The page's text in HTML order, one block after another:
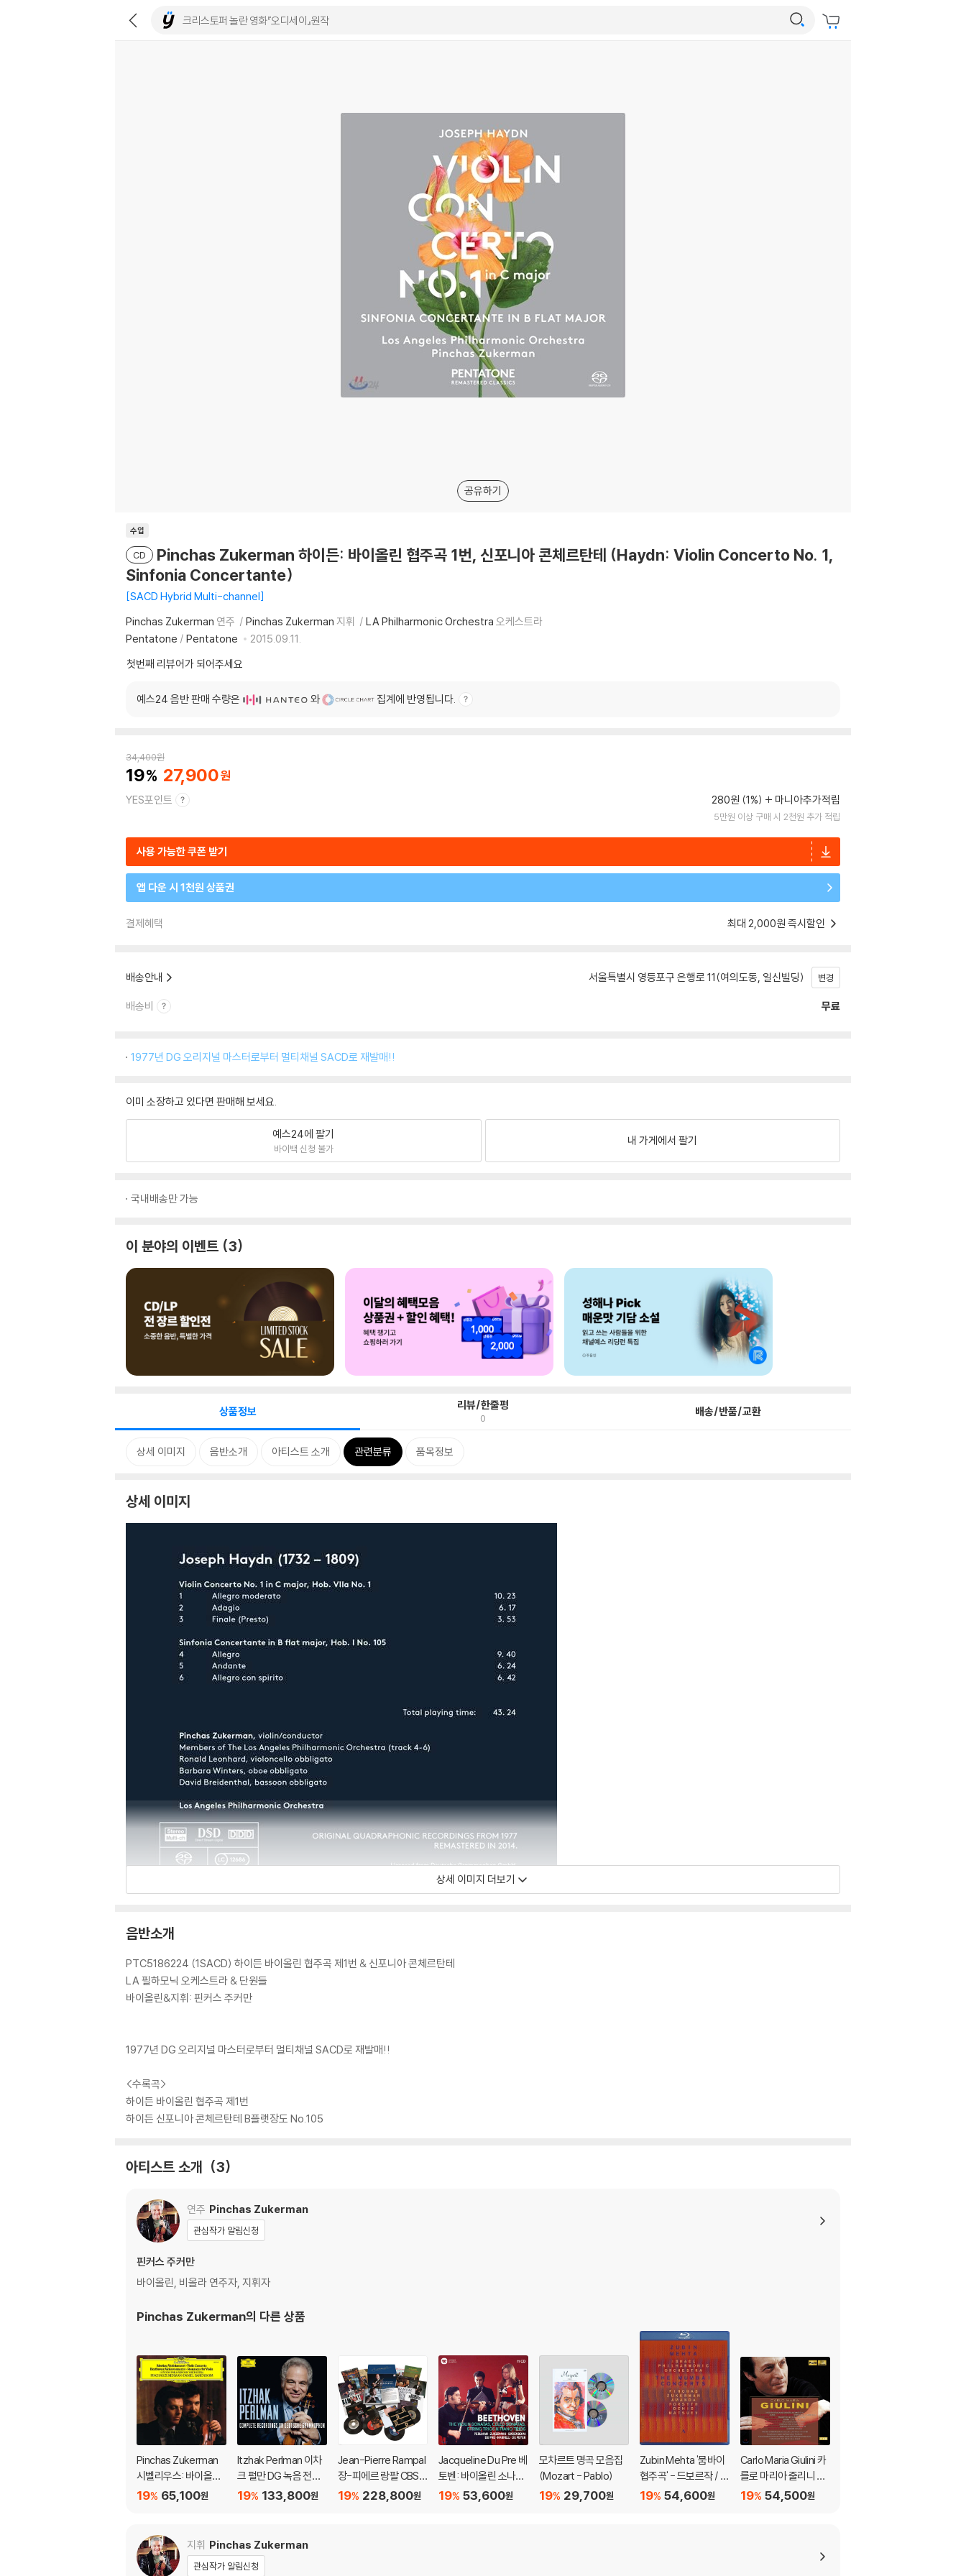
공유하기
수입
CD
Pinchas Zukerman 하이든: 바이올린 협주곡 1번, 신포니아 콘체르탄테 (Haydn: Violin Concerto No. 1,
Sinfonia Concertante)
SACD Hybrid Multi-channel
Pinchas Zukerman 연주 Pinchas Zukerman 지휘 LA Philharmonic Orchestra 오케스트라
Pentatone / Pentatone
2015.09.11.
첫번째 리뷰어가 되어주세요
예스24 음반 판매 수량은 와 집계에 반영됩니다.
34,400원
19 27,900
YES포인트 280원 (1%) 마니아추가적립
5만원 이상 구매 시 2천원 추가 적립
사용 가능한 쿠폰 받기
앱 다운 시 1천원 상품권
결제혜택 최대 2,000원 즉시할인
배송안내 서울특별시 영등포구 은행로 11(여의도동, 일신빌딩) 변경
배송비 무료
1977년 DG 오리지널 마스터로부터 멀티채널 SACD로 재발매!!
이미 소장하고 있다면 판매해 보세요.
예스24에 팔기
바이백 신청 불가
내 가게에서 팔기
국내배송만 가능
이 분야의 이벤트 3
상품정보 리뷰/한줄평
0 배송/반품/교환
상세 이미지 음반소개 아티스트 소개 관련분류 품목정보
상세 이미지
상세 이미지 더보기
음반소개
PTC5186224 (1SACD) 하이든 바이올린 협주곡 제1번 & 신포니아 콘체르탄테
LA 필하모닉 오케스트라 & 단원들
바이올린&지휘: 핀커스 주커만
1977년 DG 오리지널 마스터로부터 멀티채널 SACD로 재발매!!
<수록곡>
하이든 바이올린 협주곡 제1번
하이든 신포니아 콘체르탄테 B플랫장도 No.105
아티스트 소개 3
연주 Pinchas Zukerman
관심작가 알림신청
핀커스 주커만
바이올린, 비올라 연주자, 지휘자
Pinchas Zukerman의 다른 상품
Pinchas Zukerman
시벨리우스: 바이올린
협주곡 / 베토벤: 로망
n: Romances For) [L
P]
65,100원
19%
Itzhak Perlman 이차
크 펄만 DG 녹음 전집
(Complete Recordi
Edition) [25CD 박스
세트]
133,800원
19%
Jean-Pierre Rampal
장-피에르 랑팔 CBS,
RCA, 소니 클래식 녹음
228,800원
19%
Jacqueline Du Pre 베
토벤: 바이올린 소나타,
첼로 소나타, 삼중주 (B
53,600원
19%
모차르트 명곡 모음집
(Mozart - Pablo)
29,700원
19%
Zubin Mehta '뭄바이
협주곡' - 드보르작 / 베
토벤 / 라벨 / 슈트라우
54,600원
19%
Carlo Maria Giulini 카
를로 마리아 줄리니 에
디션 - 드보르작 / 드뷔
54,500원
19%
지휘 Pinchas Zukerman
관심작가 알림신청